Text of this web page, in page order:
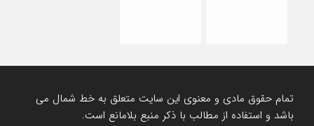
تمام حقوق مادی و معنوی این سایت متعلق به خط شمال می
باشد و استفاده از مطالب با ذکر منبع بلامانع است.